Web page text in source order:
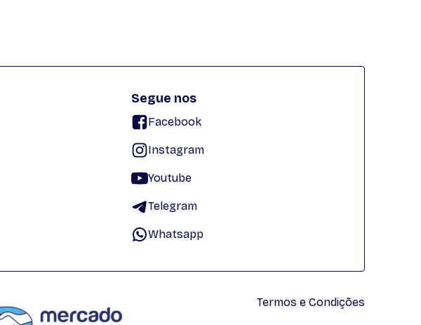
Segue nos
Facebook
Instagram
Youtube
Telegram
Whatsapp
Termos e Condições